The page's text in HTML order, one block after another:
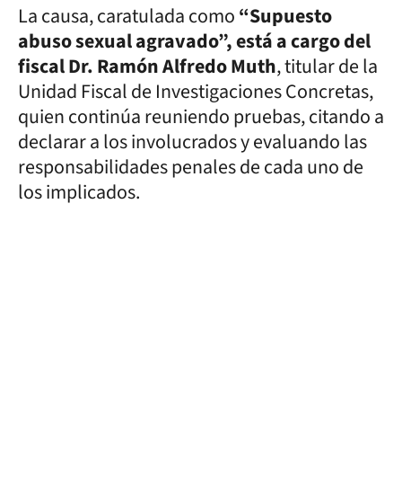
La causa, caratulada como“Supuesto
abuso sexual agravado”, está a cargo del
fiscal Dr. Ramón Alfredo Muth, titular de la
Unidad Fiscal de Investigaciones Concretas,
quien continúa reuniendo pruebas, citando a
declarar a los involucrados y evaluando las
responsabilidades penales de cada uno de
los implicados.